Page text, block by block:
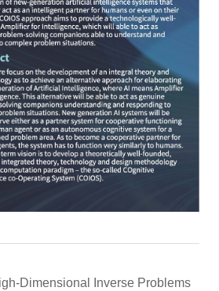
Dimensional Inverse Problems